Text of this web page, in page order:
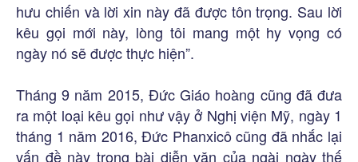
hưu chiến và lời xin này đã được tôn trọng. Sau lời
kêu gọi mới này, lòng tôi mang một hy vọng có
ngày nó sẽ được thực hiện”.
Tháng 9 năm 2015, Đức Giáo hoàng cũng đã đưa
ra một loại kêu gọi như vậy ở Nghị viện Mỹ, ngày 1
tháng 1 năm 2016, Đức Phanxicô cũng đã nhắc lại
vấn đề này trong bài diễn văn của ngài ngày thế